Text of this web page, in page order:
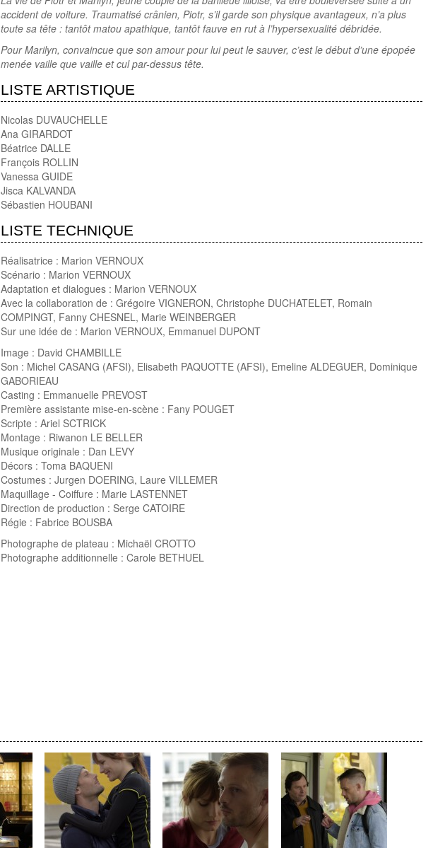
accident de voiture. Traumatisé crânien, Piotr, s’il garde son physique avantageux, n’a plus
toute sa tête : tantôt matou apathique, tantôt fauve en rut à l’hypersexualité débridée.
Pour Marilyn, convaincue que son amour pour lui peut le sauver, c’est le début d’une épopée
menée vaille que vaille et cul par-dessus tête.
LISTE ARTISTIQUE
Nicolas DUVAUCHELLE
Ana GIRARDOT
Béatrice DALLE
François ROLLIN
Vanessa GUIDE
Jisca KALVANDA
Sébastien HOUBANI
LISTE TECHNIQUE
Réalisatrice : Marion VERNOUX
Scénario : Marion VERNOUX
Adaptation et dialogues : Marion VERNOUX
Avec la collaboration de : Grégoire VIGNERON, Christophe DUCHATELET, Romain
COMPINGT, Fanny CHESNEL, Marie WEINBERGER
Sur une idée de : Marion VERNOUX, Emmanuel DUPONT
Image : David CHAMBILLE
Son : Michel CASANG (AFSI), Elisabeth PAQUOTTE (AFSI), Emeline ALDEGUER, Dominique
GABORIEAU
Casting : Emmanuelle PREVOST
Première assistante mise-en-scène : Fany POUGET
Scripte : Ariel SCTRICK
Montage : Riwanon LE BELLER
Musique originale : Dan LEVY
Décors : Toma BAQUENI
Costumes : Jurgen DOERING, Laure VILLEMER
Maquillage - Coiffure : Marie LASTENNET
Direction de production : Serge CATOIRE
Régie : Fabrice BOUSBA
Photographe de plateau : Michaël CROTTO
Photographe additionnelle : Carole BETHUEL